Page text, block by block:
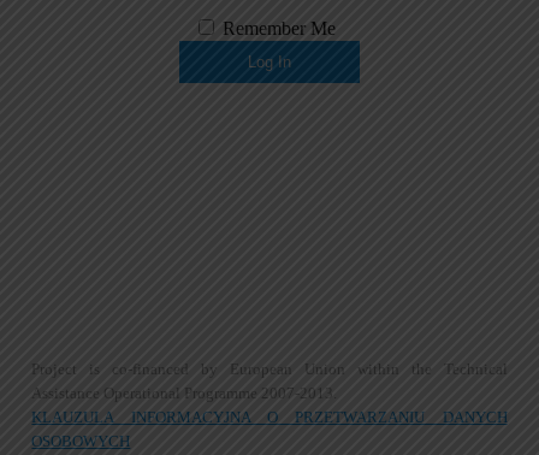
Remember Me
Project is co-financed by European Union within the Technical
Assistance Operational Programme 2007-2013.
KLAUZULA INFORMACYJNA O PRZETWARZANIU DANYCH
OSOBOWYCH